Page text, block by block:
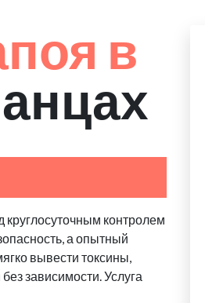
в
круглосуточным контролем
а опытный
вывести токсины,
зависимости. Услуга